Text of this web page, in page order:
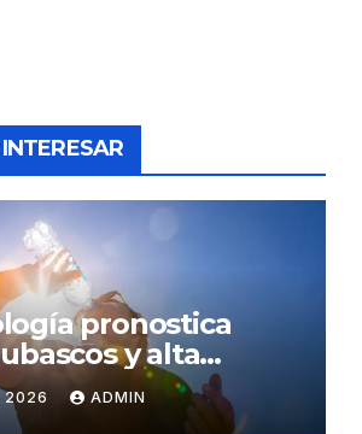
pronostica
y alta
de polvo del
este sábado
2026 ADMIN